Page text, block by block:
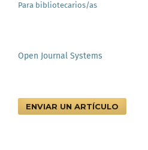
Para bibliotecarios/as
Open Journal Systems
ENVIAR UN ARTÍCULO